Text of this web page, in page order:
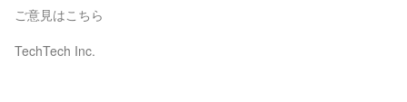
ご意見はこちら
TechTech Inc.